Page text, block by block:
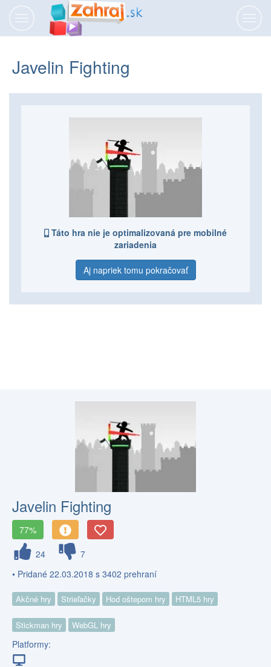
navigáciu
Javelin Fighting
Táto hra nie je optimalizovaná pre mobilné
zariadenia
Aj napriek tomu pokračovať
Javelin Fighting
77%
24
7
• Pridané 22.03.2018 s 3402 prehraní
Akčné hry Strieľačky Hod oštepom hry HTML5 hry
Stickman hry WebGL hry
Platformy: